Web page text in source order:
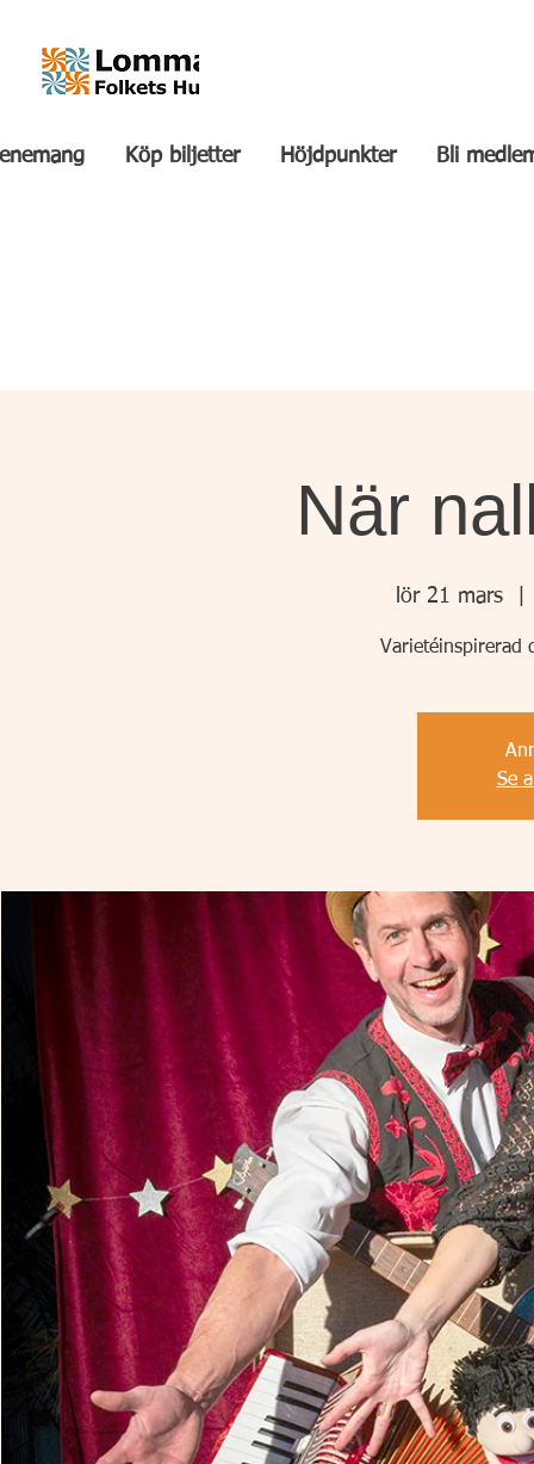
Köp biljetter Höjdpunkter Bli
När
lör 21 mars
Varietéinspirerad
Se